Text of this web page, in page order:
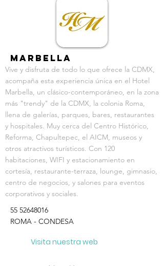
Marbella
Vive y disfruta de todo lo que ofrece la CDMX,
acompaña esta experiencia única en el Hotel
Marbella, un clásico-contemporáneo, en la zona
más "trendy" de la CDMX, la colonia Roma,
llena de galerías, parques, bares, restaurantes
y hospitales. Muy cerca del Centro Histórico,
Reforma, Chapultepec, el AICM, museos y
otros atractivos turísticos. Con 120
habitaciones, WIFI y estacionamiento en
cortesía, restaurante-terraza, lounge, gimnasio,
centro de negocios, y salones para eventos
corporativos y sociales.
55 52648016
ROMA - CONDESA
Visita nuestra web